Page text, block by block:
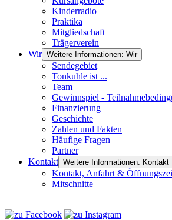
Kinderradio
Praktika
Mitgliedschaft
Trägerverein
Wir Weitere Informationen: Wir
Sendegebiet
Tonkuhle ist ...
Team
Gewinnspiel -
Finanzierung
Geschichte
Zahlen und Fakten
Häufige Fragen
Partner
Kontakt Weitere Informationen: Kontakt
Kontakt, Anfahrt &
Mitschnitte